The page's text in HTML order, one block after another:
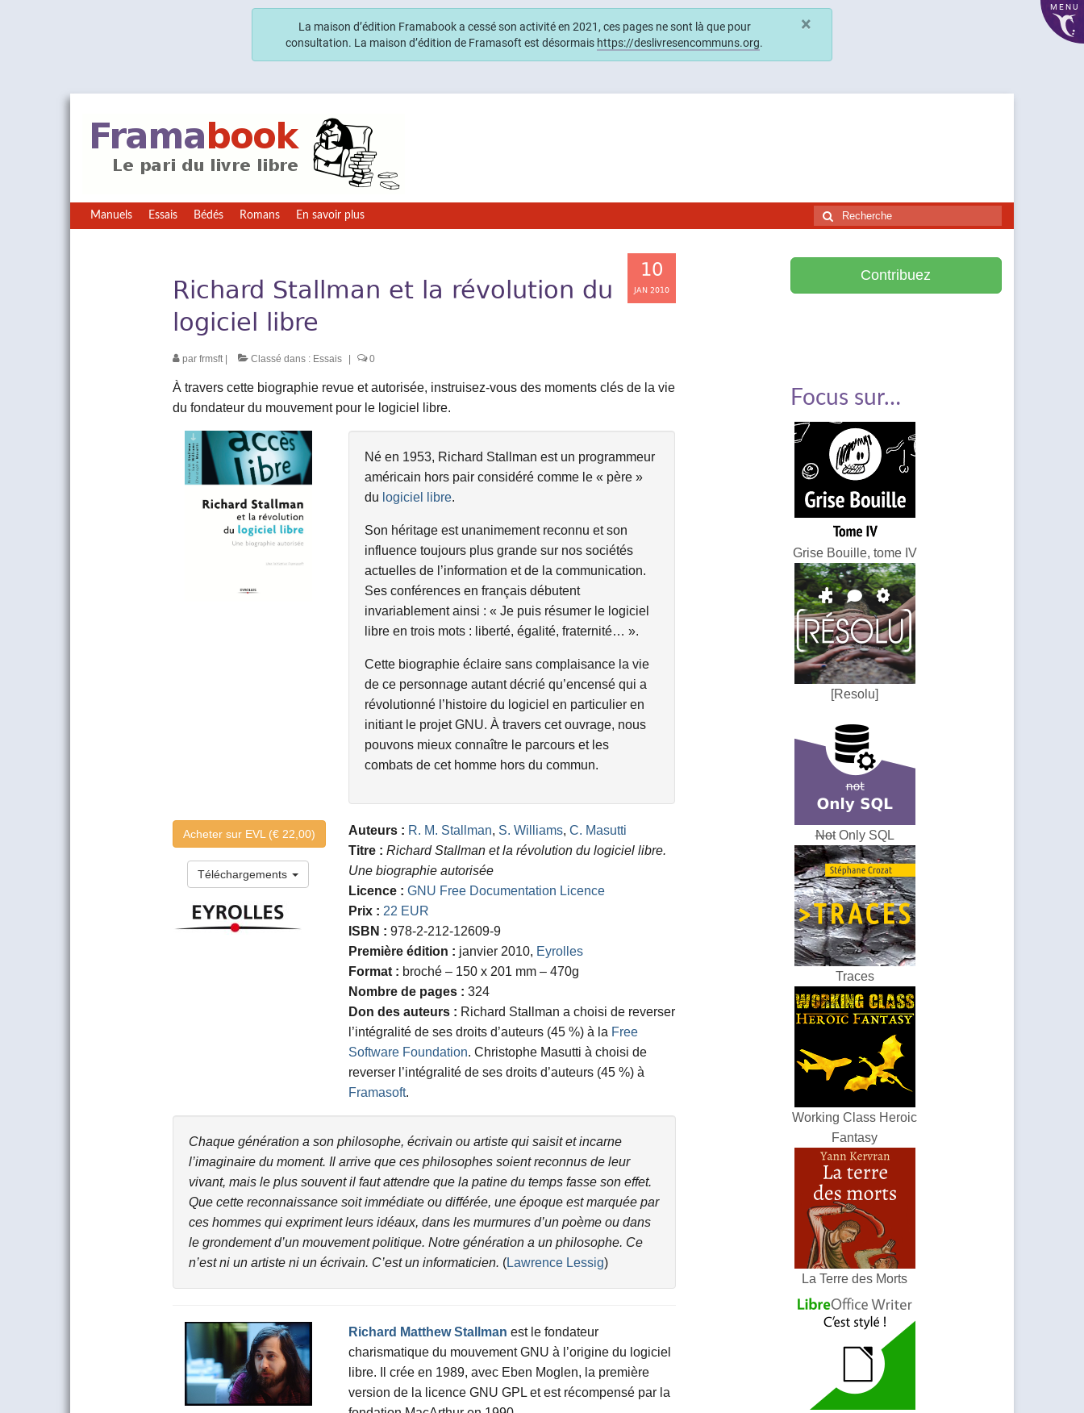
×
La maison d’édition Framabook a cessé son activité en 2021, ces pages ne sont là que pour
consultation. La maison d’édition de Framasoft est désormais https://deslivresencommuns.org.
MENU
Manuels Essais Bédés Romans En savoir plus
Rechercher
:
10
JAN 2010
Richard Stallman et la révolution du
logiciel libre
par frmsft| Classé dans : Essais 0
À travers cette biographie revue et autorisée, instruisez-vous des moments clés de la vie
du fondateur du mouvement pour le logiciel libre.
Né en 1953, Richard Stallman est un programmeur
américain hors pair considéré comme le « père »
du logiciel libre.
Son héritage est unanimement reconnu et son
influence toujours plus grande sur nos sociétés
actuelles de l’information et de la communication.
Ses conférences en français débutent
invariablement ainsi : « Je puis résumer le logiciel
libre en trois mots : liberté, égalité, fraternité… ».
Cette biographie éclaire sans complaisance la vie
de ce personnage autant décrié qu’encensé qui a
révolutionné l’histoire du logiciel en particulier en
initiant le projet GNU. À travers cet ouvrage, nous
pouvons mieux connaître le parcours et les
combats de cet homme hors du commun.
Acheter sur EVL (€ 22,00)
Téléchargements
Auteurs : R. M. Stallman, S. Williams, C. Masutti
Titre : Richard Stallman et la révolution du logiciel libre.
Une biographie autorisée
Licence : GNU Free Documentation Licence
Prix : 22 EUR
ISBN : 978-2-212-12609-9
Première édition : janvier 2010, Eyrolles
Format : broché – 150 x 201 mm – 470g
Nombre de pages : 324
Don des auteurs : Richard Stallman a choisi de reverser
l’intégralité de ses droits d’auteurs (45 %) à la Free
Software Foundation. Christophe Masutti à choisi de
reverser l’intégralité de ses droits d’auteurs (45 %) à
Framasoft.
Chaque génération a son philosophe, écrivain ou artiste qui saisit et incarne
l’imaginaire du moment. Il arrive que ces philosophes soient reconnus de leur
vivant, mais le plus souvent il faut attendre que la patine du temps fasse son effet.
Que cette reconnaissance soit immédiate ou différée, une époque est marquée par
ces hommes qui expriment leurs idéaux, dans les murmures d’un poème ou dans
le grondement d’un mouvement politique. Notre génération a un philosophe. Ce
n’est ni un artiste ni un écrivain. C’est un informaticien. (Lawrence Lessig)
Richard Matthew Stallman est le fondateur
charismatique du mouvement GNU à l’origine du logiciel
libre. Il crée en 1989, avec Eben Moglen, la première
version de la licence GNU GPL et est récompensé par la
Contribuez
Focus sur…
Grise Bouille, tome IV
[Resolu]
NotOnly SQL
Traces
Working Class Heroic
Fantasy
La Terre des Morts